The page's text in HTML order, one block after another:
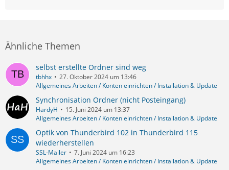
Ähnliche Themen
selbst erstellte Ordner sind weg
tbhhx
27. Oktober 2024 um 13:46
Allgemeines Arbeiten / Konten einrichten / Installation & Update
Synchronisation Ordner (nicht Posteingang)
HardyH
15. Juni 2024 um 13:37
Allgemeines Arbeiten / Konten einrichten / Installation & Update
Optik von Thunderbird 102 in Thunderbird 115
wiederherstellen
SSL-Mailer
7. Juni 2024 um 16:23
Allgemeines Arbeiten / Konten einrichten / Installation & Update